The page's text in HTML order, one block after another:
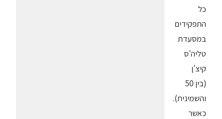
כל
התפקידים
במסעדת
טליה'ס
קיצ'ן
(בין 50
והשמינית).
כאשר